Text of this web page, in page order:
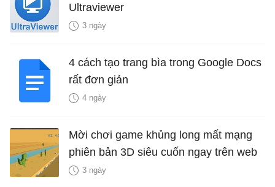
Ultraviewer
3 ngày
4 cách tạo trang bìa trong Google Docs
rất đơn giản
4 ngày
Mời chơi game khủng long mất mạng
phiên bản 3D siêu cuốn ngay trên web
3 ngày